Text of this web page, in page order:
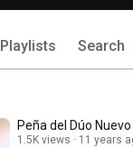
Playlists Search
Peña del Dúo
1.5K views 11 years